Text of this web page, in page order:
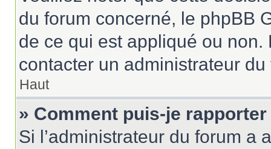
du forum concerné, le phpBB
de ce qui est appliqué ou non.
contacter un administrateur du
Haut
» Comment puis-je
Si l’administrateur du forum a